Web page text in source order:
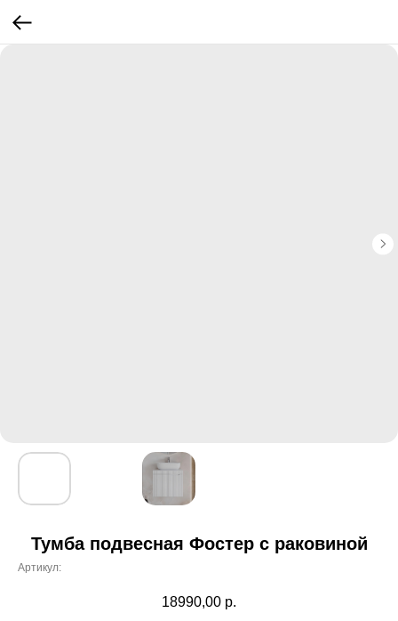
Тумба подвесная Фостер с раковиной
Артикул:
18990,00 р.